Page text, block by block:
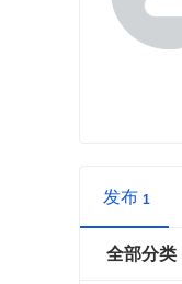
发布
全部分类